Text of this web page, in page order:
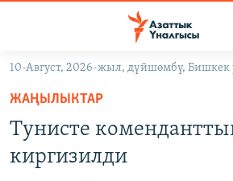
Навигацияга
өтүңүз
Издөөгө
салыңыз
ДҮЙНӨ
УКРАИНА
10-Август, 2026-жыл, дүйшөмбү, Бишкек
ЖАҢЫЛЫКТАР
Тунисте
киргизилди